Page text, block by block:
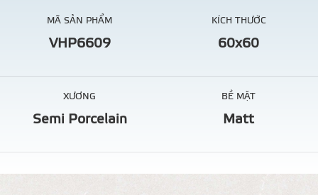
MÃ SẢN PHẨM
VHP6609
KÍCH THƯỚC
60x60
XƯƠNG
Semi Porcelain
BỀ MẶT
Matt